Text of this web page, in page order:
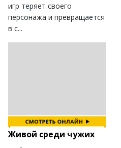
игр теряет своего
персонажа и превращается
в с...
Живой среди чужих